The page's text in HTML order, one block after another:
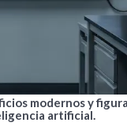
modernos y
artificial.